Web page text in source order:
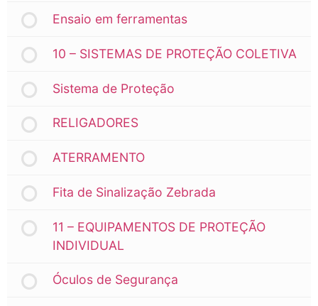
Ensaio em ferramentas
10 – SISTEMAS DE PROTEÇÃO COLETIVA
Sistema de Proteção
RELIGADORES
ATERRAMENTO
Fita de Sinalização Zebrada
11 – EQUIPAMENTOS DE PROTEÇÃO
INDIVIDUAL
Óculos de Segurança